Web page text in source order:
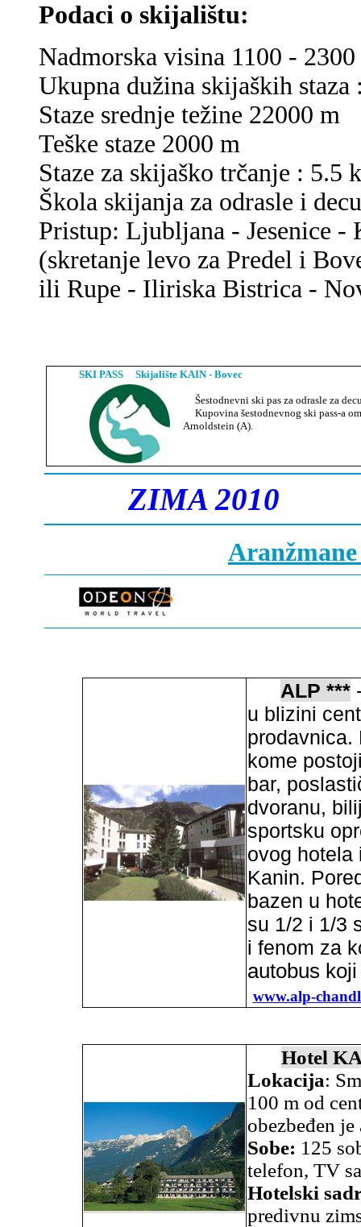
Podaci o skijalištu:
Nadmorska visina 1100 -
Ukupna dužina skijaških staza
Staze srednje težine 22000 m
Teške staze 2000 m
Staze za skijaško trčanje : 5.5
Škola skijanja za odrasle i decu
Pristup: Ljubljana - Jesenice
(skretanje levo za Predel i
ili Rupe - Iliriska Bistrica -
SKI PASS Skijalište KAIN - Bovec
Šestodnevni ski pas za odrasle za
Kupovina šestodnevnog ski pass-a
Arnoldstein (A).
ZIMA 2010
ALP ***-
u blizini
prodavnica.
kome
bar,
dvoranu,
sportsku
ovog hotela
Kanin.
bazen u
su 1/2 i 1/3
i fenom za
autobus
www.alp-
Hotel
Lokacija:
100 m od
obezbeđen
Sobe: 125
telefon, TV
Hotelski
predivnu